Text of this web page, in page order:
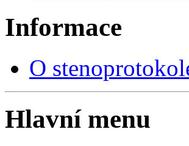
Informace
O
Hlavní menu